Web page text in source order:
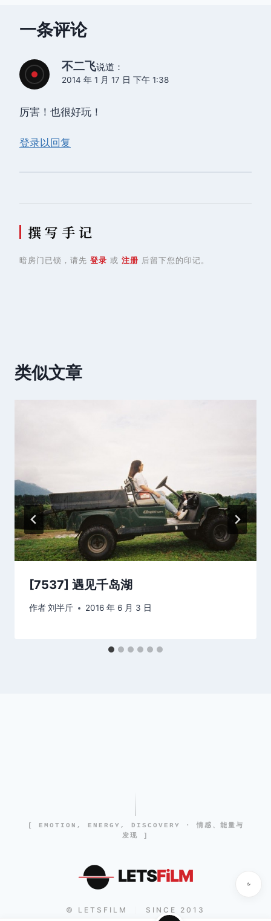
一条评论
不二飞说道：
2014 年 1 月 17 日 下午 1:38
厉害！也很好玩！
登录以回复
撰 写 手 记
暗房门已锁，请先 登录 或 注册 后留下您的印记。
类似文章
[7537] 遇见千岛湖
作者刘半斤 2016 年 6 月 3 日
[ EMOTION, ENERGY, DISCOVERY · 情感、能量与
发现 ]
LETSFiLM
© LETSFILM SINCE 2013